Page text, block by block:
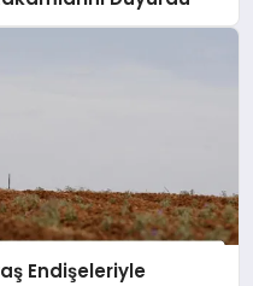
Endişeleriyle